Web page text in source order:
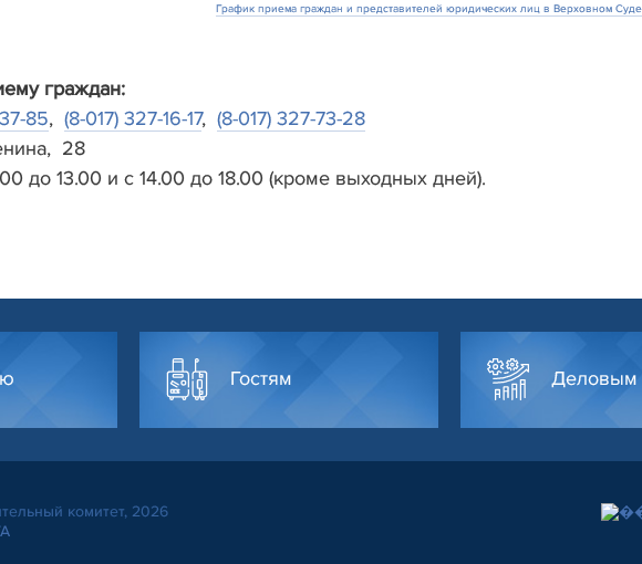
График приема граждан и представителей юридических лиц в Верховном
граждан:
85, (8-017) 327-16-17, (8-017) 327-73-28
28
до 13.00 и с 14.00 до 18.00 (кроме выходных дней).
Гостям
комитет, 2026